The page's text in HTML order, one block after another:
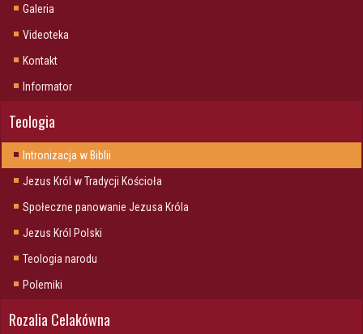
Galeria
Videoteka
Kontakt
Informator
Teologia
Intronizacja w Biblii
Jezus Król w Tradycji Kościoła
Społeczne panowanie Jezusa Króla
Jezus Król Polski
Teologia narodu
Polemiki
Rozalia Celakówna